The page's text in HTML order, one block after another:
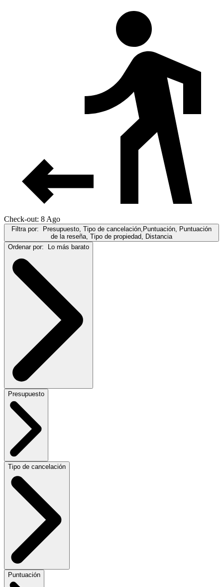
Check-out: 8 Ago
Filtra por: Presupuesto, Tipo de cancelación,Puntuación, Puntuación
de la reseña, Tipo de propiedad, Distancia
Ordenar por: Lo más barato
Presupuesto
Tipo de cancelación
Puntuación